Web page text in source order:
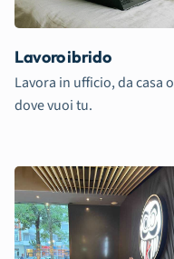
Lavoro ibrido
Lavora in ufficio, da casa o
dove vuoi tu.